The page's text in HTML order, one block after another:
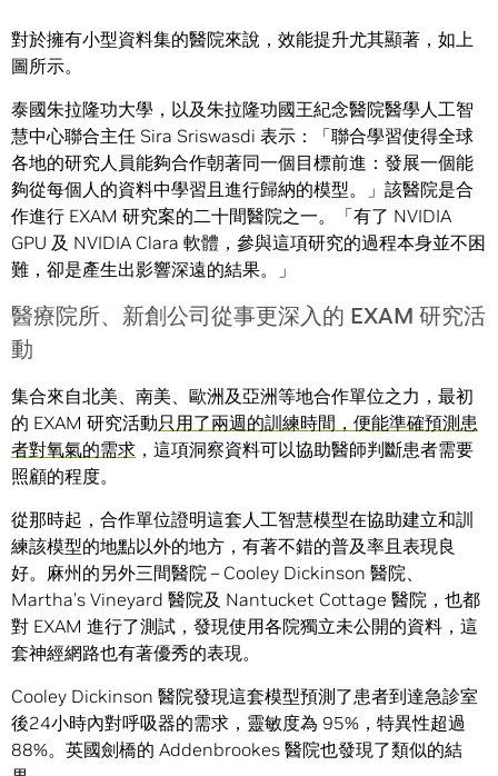
對於擁有小型資料集的醫院來說，效能提升尤其顯著，如上
圖所示。
泰國朱拉隆功大學，以及朱拉隆功國王紀念醫院醫學人工智
慧中心聯合主任 Sira Sriswasdi 表示：「聯合學習使得全球
各地的研究人員能夠合作朝著同一個目標前進：發展一個能
夠從每個人的資料中學習且進行歸納的模型。」該醫院是合
作進行 EXAM 研究案的二十間醫院之一。「有了 NVIDIA
GPU 及 NVIDIA Clara 軟體，參與這項研究的過程本身並不困
難，卻是產生出影響深遠的結果。」
醫療院所、新創公司從事更深入的 EXAM 研究活
動
集合來自北美、南美、歐洲及亞洲等地合作單位之力，最初
的 EXAM 研究活動只用了兩週的訓練時間，便能準確預測患
者對氧氣的需求 ，這項洞察資料可以協助醫師判斷患者需要
照顧的程度。
從那時起，合作單位證明這套人工智慧模型在協助建立和訓
練該模型的地點以外的地方，有著不錯的普及率且表現良
好。麻州的另外三間醫院 – Cooley Dickinson 醫院、
Martha’s Vineyard 醫院及 Nantucket Cottage 醫院，也都
對 EXAM 進行了測試，發現使用各院獨立未公開的資料，這
套神經網路也有著優秀的表現。
Cooley Dickinson 醫院發現這套模型預測了患者到達急診室
後24小時內對呼吸器的需求，靈敏度為 95%，特異性超過
88%。英國劍橋的 Addenbrookes 醫院也發現了類似的結